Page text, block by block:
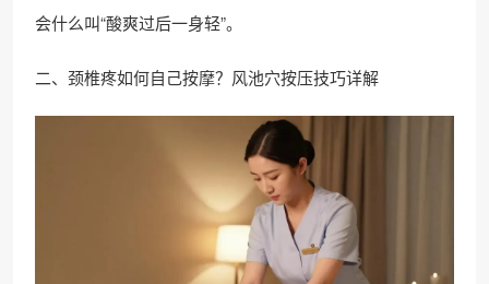
会什么叫“酸爽过后一身轻”。
二、颈椎疼如何自己按摩？风池穴按压技巧详解